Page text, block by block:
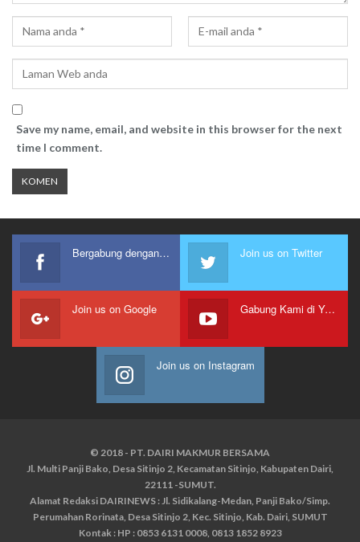
Save my name, email, and website in this browser for the next
time I comment.
Bergabung dengan kami Join us on Twitter
Join us on Google Gabung Kami di Youtube
Join us on Instagram
© 2018 - PT. DAIRI MAKMUR BERSAMA
Jl. Multi Panji Bako, Desa Sitinjo 2, Kecamatan Sitinjo, Kabupaten Dairi,
22111 -SUMUT.
Alamat Redaksi DAIRINEWS : Jl. Sidikalang-Medan, Panji Bako/Simp.
Perumahan Rorinata, Desa Sitinjo 2, Kec. Sitinjo, Kab. Dairi, SUMUT
Kontak : HP : 0853 6131 0008, 0813 1852 8923